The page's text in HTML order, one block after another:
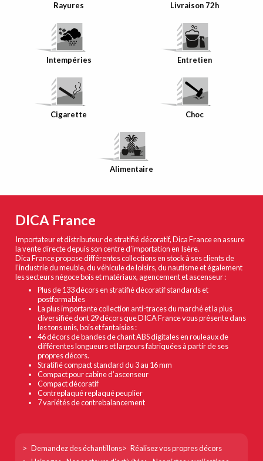
Rayures Livraison 72h
Intempéries Entretien
Cigarette Choc
Alimentaire
DICA France
Importateur et distributeur de stratifié décoratif, Dica France en assure
la vente directe depuis son centre d’importation en Isère.
Dica France propose différentes collections en stock à ses clients de
l’industrie du meuble, du véhicule de loisirs, du nautisme et également
les secteurs négoce bois et matériaux, agencement et ascenseur :
Plus de 133 décors en stratifié décoratif standards et
postformables
La plus importante collection anti-traces du marché et la plus
diversifiée dont 29 décors que DICA France vous présente dans
les tons unis, bois et fantaisies :
46 décors de bandes de chant ABS digitales en rouleaux de
différentes longueurs et largeurs fabriquées à partir de ses
propres décors.
Stratifié compact standard du 3 au 16 mm
Compact pour cabine d’ascenseur
Compact décoratif
Contreplaqué replaqué peuplier
7 variétés de contrebalancement
Footer
col
Demandez des échantillons
Réalisez vos propres décors